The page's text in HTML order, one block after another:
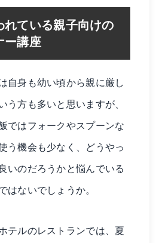
れている親子向けの
ー講座
自身も幼い頃から親に厳し
う方も多いと思いますが、
ではフォークやスプーンな
う機会も少なく、どうやっ
いのだろうかと悩んでいる
はないでしょうか。
テルのレストランでは、夏